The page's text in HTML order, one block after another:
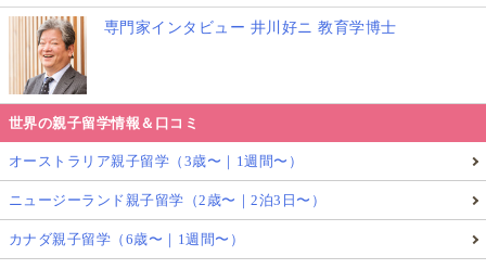
専門家インタビュー 井川好ニ 教育学博士
世界の親子留学情報＆口コミ
オーストラリア親子留学（3歳〜｜1週間〜）
ニュージーランド親子留学（2歳〜｜2泊3日〜）
カナダ親子留学（6歳〜｜1週間〜）